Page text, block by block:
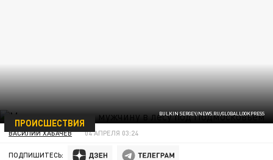
BULKIN SERGEY/NEWS.RU/GLOBALLOOKPRESS
ПРОИСШЕСТВИЯ
ВАСИЛИЙ ХАБАЧЕВ 04 АПРЕЛЯ 03:24
ПОДПИШИТЕСЬ: